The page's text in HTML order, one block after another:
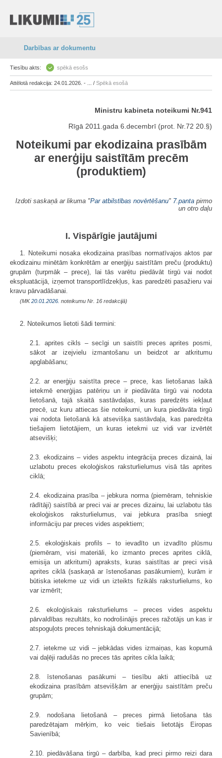
Darbības ar dokumentu
Tiesību akts: spēkā esošs
Attēlotā redakcija: 24.01.2026. - ... / Spēkā esošā
Ministru kabineta noteikumi Nr.941
Rīgā 2011.gada 6.decembrī (prot. Nr.72 20.§)
Noteikumi par ekodizaina prasībām
ar enerģiju saistītām precēm
(produktiem)
Izdoti saskaņā ar likuma "Par atbilstības novērtēšanu" 7.panta pirmo
un otro daļu
I. Vispārīgie jautājumi
1. Noteikumi nosaka ekodizaina prasības normatīvajos aktos par
ekodizainu minētām konkrētām ar enerģiju saistītām preču (produktu)
grupām (turpmāk – prece), lai tās varētu piedāvāt tirgū vai nodot
ekspluatācijā, izņemot transportlīdzekļus, kas paredzēti pasažieru vai
kravu pārvadāšanai.
(MK20.01.2026. noteikumu Nr. 16 redakcijā)
2. Noteikumos lietoti šādi termini:
2.1. aprites cikls – secīgi un saistīti preces aprites posmi,
sākot ar izejvielu izmantošanu un beidzot ar atkritumu
apglabāšanu;
2.2. ar enerģiju saistīta prece – prece, kas lietošanas laikā
ietekmē enerģijas patēriņu un ir piedāvāta tirgū vai nodota
lietošanā, tajā skaitā sastāvdaļas, kuras paredzēts iekļaut
precē, uz kuru attiecas šie noteikumi, un kura piedāvāta tirgū
vai nodota lietošanā kā atsevišķa sastāvdaļa, kas paredzēta
tiešajiem lietotājiem, un kuras ietekmi uz vidi var izvērtēt
atsevišķi;
2.3. ekodizains – vides aspektu integrācija preces dizainā, lai
uzlabotu preces ekoloģiskos raksturlielumus visā tās aprites
ciklā;
2.4. ekodizaina prasība – jebkura norma (piemēram, tehniskie
rādītāji) saistībā ar preci vai ar preces dizainu, lai uzlabotu tās
ekoloģiskos raksturlielumus, vai jebkura prasība sniegt
informāciju par preces vides aspektiem;
2.5. ekoloģiskais profils – to ievadīto un izvadīto plūsmu
(piemēram, visi materiāli, ko izmanto preces aprites ciklā,
emisija un atkritumi) apraksts, kuras saistītas ar preci visā
aprites ciklā (saskaņā ar īstenošanas pasākumiem), kurām ir
būtiska ietekme uz vidi un izteikts fizikāls raksturlielums, ko
var izmērīt;
2.6. ekoloģiskais raksturlielums – preces vides aspektu
pārvaldības rezultāts, ko nodrošinājis preces ražotājs un kas ir
atspoguļots preces tehniskajā dokumentācijā;
2.7. ietekme uz vidi – jebkādas vides izmaiņas, kas kopumā
vai daļēji radušās no preces tās aprites cikla laikā;
2.8. īstenošanas pasākumi – tiesību akti attiecībā uz
ekodizaina prasībām atsevišķām ar enerģiju saistītām preču
grupām;
2.9. nodošana lietošanā – preces pirmā lietošana tās
paredzētajam mērķim, ko veic tiešais lietotājs Eiropas
Savienībā;
2.10. piedāvāšana tirgū – darbība, kad preci pirmo reizi dara